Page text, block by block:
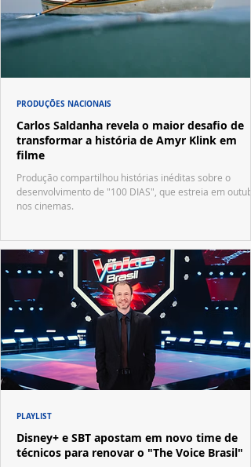
Carlos Saldanha revela o maior desafio de
transformar a história de Amyr Klink em
filme
Produção compartilhou histórias inéditas sobre o
desenvolvimento de "100 DIAS", que estreia em
nos cinemas.
PRODUÇÕES NACIONAIS
Disney+ e SBT apostam em novo time de
técnicos para renovar o "The Voice Brasil"
PLAYLIST